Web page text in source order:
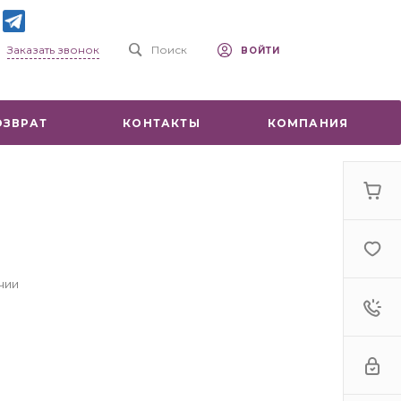
Заказать звонок Поиск ВОЙТИ
КОНТАКТЫ КОМПАНИЯ